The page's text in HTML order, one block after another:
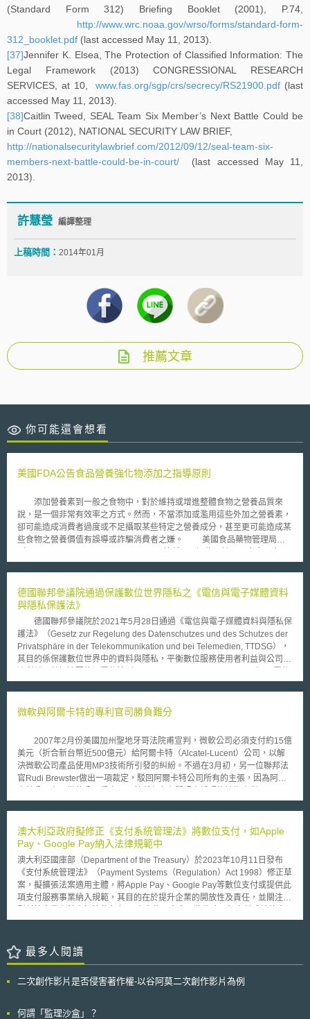
(Standard Form 312) Briefing Booklet (2001), P.74,
http://www.wrc.noaa.gov/wrso/forms/standard-form-
312_booklet.pdf (last accessed May 11, 2013).
[37]Jennifer K. Elsea, The Protection of Classified Information: The
Legal Framework (2013) CONGRESSIONAL RESEARCH
SERVICES, at 10,www.fas.org/sgp/crs/secrecy/RS21900.pdf (last
accessed May 11, 2013).
[38]Caitlin Tweed, SEAL Team Six Member’s Next Battle Could be
in Court (2012), NATIONAL SECURITY LAW BRIEF,
http://nationalsecuritylawbrief.com/2012/09/12/seal-team-six-
members-next-battle-could-be-in-court/ (last accessed May 11,
2013).
許慧瑩 編譯整理
上稿時間： 2014年01月
推薦文章
你可能還會想看
美國FDA公告食品營養強化物添加之指導原則
添加營養素到一般之食物中，對於維持或增進整體食物之營養品質來
說，是一個非常有效率之方式。然而，不當添加或濫用這些外加之營養素，
卻可能造成消費者過度或不足攝取某些特定之營養成分，甚至更可能造成某
些食物之營養價值有誤導或詐騙消費者之嫌。 美國食品藥物管理局
商、其他聯邦主管機關以及相關學會之問題，針對添加到食物中之必需營養
on FDA’s Fortification Policy）。本指導原則以Q&A之形式呈現，，列出
FDA對於食品營養強化物（Fortification of Foods）政策之態度（並未變更
其自1980年代以來對於食品營養強化物之向來立場）以及建議遵循規定。
FDA建議食品營養強化物添加之基本原則如下：校正飲食之缺陷；補充
因食物於處理、流通之過程中所喪失之營養素；根據食物整體熱量計算之結
果，均衡添加各種食品營養強化物等。 本指導原則僅適用於人類使用
之食品，動物用食品並不在其建議範圍內；另外，其亦不適用於嬰幼兒配方
豆漿、麥片、麵包、通心粉、乳瑪琳等。但是要注意，針對一些新鮮的食物
等，並不建議再額外添加食品營養強化物。 另外，只有人體所必須的
加物都須依據膳食營養素參考攝取量（Reference Daily Intakes；RDI）所
規定之種類及建議量，做適當的添加；且添加物必須合法且安全。 食
品營養強化物之標示，則必須依據食品標示相關法規恰當為之，不可出現會
誤導消費者的任何詞彙，也不宜做出任何可以預防營養素缺乏之陳述，因為
這麼做可能使消費者誤認有添加物的食品其營養成分較原始食物高。
本指導原則對廠商並無強制力，然要是廠商有違反本指導原則之情形，FDA
將會發出警告信，顯示出FDA強烈建議廠商遵守本指導原則之決心。
德國聯邦參議院通過保護數位世界隱私之《電信與電子媒體資料
與隱私保護法》
德國聯邦參議院於2021年5月28日通過《電信與電子媒體資料與隱私保
護法》（Gesetz zur Regelung des Datenschutzes und des Schutzes der
Privatsphäre in der Telekommunikation und bei Telemedien, TTDSG），
其目的係保護數位世界中的資料與隱私，平衡數位服務使用者利益與公司經
媒體法（Telemediengesetz, TMG）與歐盟一般資料保護規則（General
者以及監管機關不確定如何適用上開法律之情況。 TTDSG彙集TKG、
（Fernmeldegeheimnis）（第3條至第8條）、交通位置資料（第9條至第
13條）、來電通知與號碼顯示（第14條至第16條）、終端使用者名錄和相
關資料提供（第17條至第18條），以及允許匿名化、可隨時停止使用服務
和保護未成年之相關措施（第19條至第23條），並參考GDPR和電子隱私
保護指令（ePrivacy-Richtlinie）新增數位遺產（digitaler Nachlass）、終
遺產規定，終端使用者繼承人或具有相似法律地位者，可以向供應商行使繼
部分，TTDSG第24條規定原則上第三方僅能在終端使用者同意下，於使用
者的終端設備中儲存與近用資料，且當事人可隨時撤銷同意。 最後在
監管方面，則分為個人資料保護相關與電信媒體領域，前者依TTDSG第28
條、第29條由德國聯邦資料保護與資訊自由委員會（Die
Bundesbeauftragte für den Datenschutz und die Informationsfreiheit,
BfDI）作為獨立的資料保護監管機構，後者則依TDSG第30條屬德國聯邦網
路局（Bundesnetzagentur）的職權範圍。
微軟與阿爾卡特的專利官司勝負難分
2007年2月份美國加州聖地牙哥法院甫宣判，微軟公司必須支付約15億
美元（折合新台幣近500億元）給阿爾卡特（Alcatel-Lucent）公司，以解
決微軟公司產品使用MP3技術所引發的糾紛。不過在3月初，另一位聯邦法
官Rudi Brewster做出一項裁定，駁回阿爾卡特公司所有的主張，因為阿爾
微軟與阿爾卡特的專利官司可追溯至2003年，當時未合併前的朗訊
使用其所擁有的MP3技術專利。微軟公司後來被捲入這場專利糾紛，與阿爾
卡特（Alcatel-Lucent）公司專利官司的糾紛日益擴大。二家公司爭訟的結
果，在2月份的判決，根據2003年5月以來微軟公司所賣出的每台Windows
PC數目，來計算出可能造成的損失，所以微軟公司才必須付出約15億美元
的天價。 但是3月的這項裁定，卻阻止阿爾卡特公司趁勝追擊。在知識
經濟的時代中，專利訴訟的結果甚至可能影響一家公司的興亡，相信沒有多
少家公司可以輕易付出15億美元的賠償，如何確保不侵犯他人的智慧財產是
澳大利亞政府擬修正《支付系統管理法》將數位支付，如Apple
Pay、Google Pay納入法律規範中
澳大利亞國庫部（Department of the Treasury）於2023年10月11日發布
《支付系統管理法》（Payment Systems（Regulation）Act 1998）修正草
案，擬擴張法案適用主體，將Apple Pay、Google Pay等數位支付或提供此
項支付服務事業納入規範，其目的在於提升企業的開放性及責任，並關注大
義及適用主體，擴大至提供支付服務平臺企業，將被視為金融機構受到拘
RBA）監管數位支付平臺。修正草案內容整理如下： 1.重新定義「支付系
統」。現行法定義為「透過任何形式或方式促進貨幣流通的系統」，草案則
臺系統。 2.擴大「參與者」定義。現行法規中參與者僅包含管理、運作支付
或非直接相關連之所有企業。 3.現行規範中，僅RBA在可能涉及使用者財務
最多人閱讀
二次創作影片是否侵害著作權-以谷阿莫二次創作影片為例
何謂「監理沙盒」？